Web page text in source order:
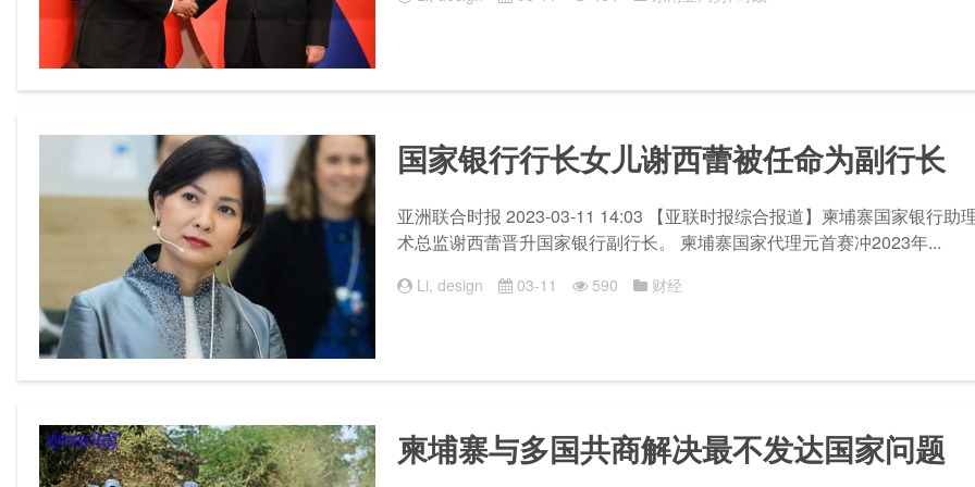
国家银行行长女儿谢西蕾被任命为副行长
亚洲联合时报 2023-03-11 14:03 【亚联时报综合报道】柬埔寨国家银行助
术总监谢西蕾晋升国家银行副行长。 柬埔寨国家代理元首赛冲2023年...
Li, design 03-11 590 财经
柬埔寨与多国共商解决最不发达国家问题